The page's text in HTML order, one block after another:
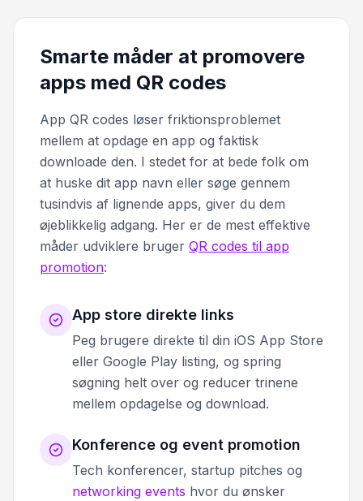
Smarte måder at promovere
apps med QR codes
App QR codes løser friktionsproblemet
mellem at opdage en app og faktisk
downloade den. I stedet for at bede folk om
at huske dit app navn eller søge gennem
tusindvis af lignende apps, giver du dem
øjeblikkelig adgang. Her er de mest effektive
måder udviklere bruger QR codes til app
promotion:
App store direkte links
Peg brugere direkte til din iOS App Store
eller Google Play listing, og spring
søgning helt over og reducer trinene
mellem opdagelse og download.
Konference og event promotion
Tech konferencer, startup pitches og
networking events hvor du ønsker